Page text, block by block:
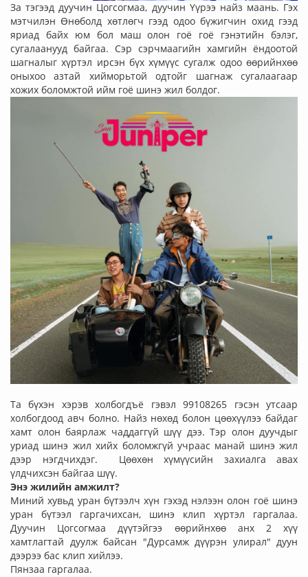
За тэгээд дуучин Цогсогмаа, дуучин Үүрээ найз маань. Гэх
мэтчилэн Өнөболд хөтлөгч гээд одоо бүжигчин охид гээд
яриад байх юм бол маш олон гоё гоё гэнэтийн бэлэг,
сугалаанууд байгаа. Сэр сэрчмаагийн хамгийн ёндоотой
шагналыг хүртэл ирсэн бүх хүмүүс сугалж одоо өөрийнхөө
оныхоо азтай хийморьтой одтойг шагнаж сугалаагаар
хожих боломжтой ийм гоё шинэ жил болдог.
Та бүхэн хэрэв холбогдъё гэвэл 99108265 гэсэн утсаар
холбогдоод авч болно. Найз нөхөд болон цөөхүүлээ байдаг
хамт олон баярлаж чаддаггүй шүү дээ. Тэр олон дуучдыг
уриад шинэ жил хийх боломжгүй учраас манай шинэ жил
дээр нэгдчихдэг. Цөөхөн хүмүүсийн захиалга авах
үлдчихсэн байгаа шүү.
Энэ жилийн амжилт?
Миний хувьд уран бүтээлч хүн гэхэд нэлээн олон гоё шинэ
уран бүтээл гаргачихсан, шинэ клип хүртэл гаргалаа.
Дуучин Цогсогмаа дүүтэйгээ өөрийнхөө анх 2 хүү
хамтлагтай дуулж байсан "Дурсамж дүүрэн улирал" дуун
дээрээ бас клип хийлээ.
Пянзаа гаргалаа.